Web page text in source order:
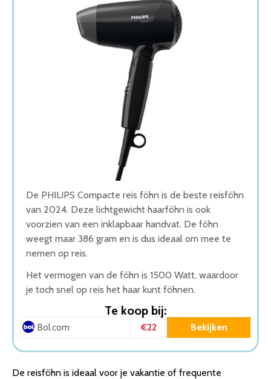
4. Remington Reishaardroger
5. BaByliss Reisfohn
Wat is de beste Reisföhn van 2026
1. Beste Reisföhn van 2026
3. Goede Budget Reisföhn
4. Goede Prijs-Kwaliteit Reisföhn
5. Goede Koop Reisföhn
De PHILIPS Compacte reis föhn is de beste reisföhn
van 2024. Deze lichtgewicht haarföhn is ook
voorzien van een inklapbaar handvat. De föhn
weegt maar 386 gram en is dus ideaal om mee te
nemen op reis.
Het vermogen van de föhn is 1500 Watt, waardoor
je toch snel op reis het haar kunt föhnen.
Te koop bij:
Bol.com €22 Bekijken
De reisföhn is ideaal voor je vakantie of frequente